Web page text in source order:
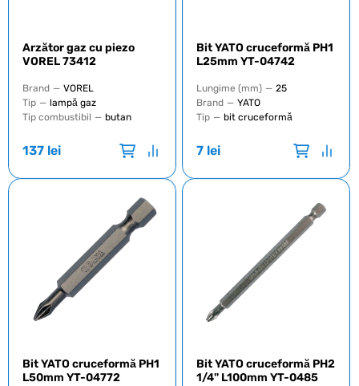
Arzător gaz cu piezo
VOREL 73412
Brand — VOREL
Tip — lampă gaz
Tip combustibil — butan
137 lei
Bit YATO cruceformă PH1
L25mm YT-04742
Lungime (mm) — 25
Brand — YATO
Tip — bit cruceformă
7 lei
Bit YATO cruceformă PH1
L50mm YT-04772
Bit YATO cruceformă PH2
1/4'' L100mm YT-0485